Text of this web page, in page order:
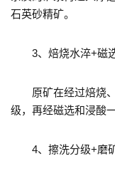
石英砂精矿。
3、焙烧水淬+磁
原矿在经过焙烧、
级，再经磁选和浸酸
4、擦洗分级+磨